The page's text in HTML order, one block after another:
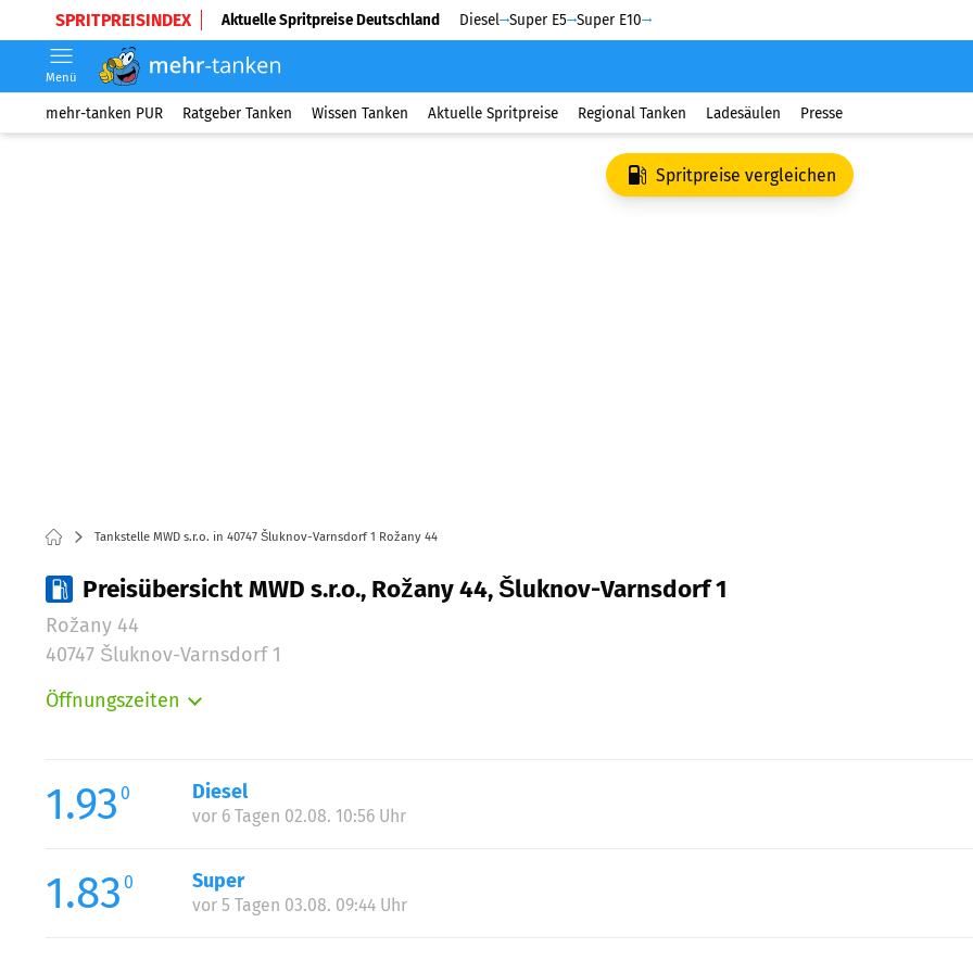
SPRITPREISINDEX Aktuelle Spritpreise Deutschland Diesel Super E5 Super E10
Menü
mehr-tanken PUR Ratgeber Tanken Wissen Tanken Aktuelle Spritpreise Regional Tanken Ladesäulen Presse
Spritpreise vergleichen
Tankstelle MWD s.r.o. in 40747 Šluknov-Varnsdorf 1 Rožany 44
Preisübersicht MWD s.r.o., Rožany 44, Šluknov-Varnsdorf 1
Rožany 44
40747 Šluknov-Varnsdorf 1
Öffnungszeiten
Mittwoch:
Donnerstag:
Samstag:
Sonntag:
1.93 0 Diesel
vor 6 Tagen 02.08. 10:56 Uhr
1.83 0 Super
vor 5 Tagen 03.08. 09:44 Uhr